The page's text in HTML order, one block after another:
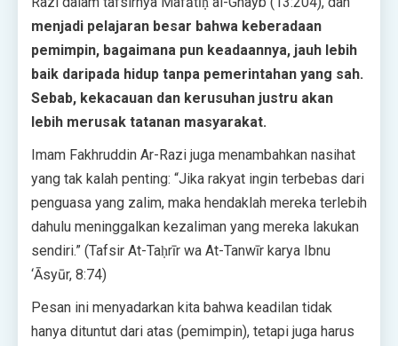
menjadi pelajaran besar bahwa keberadaan
pemimpin, bagaimana pun keadaannya, jauh lebih
baik daripada hidup tanpa pemerintahan yang sah.
Sebab, kekacauan dan kerusuhan justru akan
lebih merusak tatanan masyarakat.
Imam Fakhruddin Ar-Razi juga menambahkan nasihat
yang tak kalah penting: “Jika rakyat ingin terbebas dari
penguasa yang zalim, maka hendaklah mereka terlebih
dahulu meninggalkan kezaliman yang mereka lakukan
sendiri.” (Tafsir At-Taḥrīr wa At-Tanwīr karya Ibnu
‘Āsyūr, 8:74)
Pesan ini menyadarkan kita bahwa keadilan tidak
hanya dituntut dari atas (pemimpin), tetapi juga harus